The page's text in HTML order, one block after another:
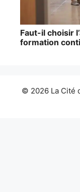
Faut-il choisir
formation
© 2026 La Cité